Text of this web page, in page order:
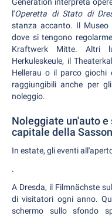
l'Operetta di Stato di
stanza accanto. Il Museo
dove si tengono
Kraftwerk Mitte. Altri
Herkuleskeule, il
Hellerau o il parco giochi
raggiungibili anche per
noleggio.
Noleggiate un'auto
capitale della
In estate, gli eventi
.
A Dresda, il Filmnächste
di visitatori ogni anno.
schermo sullo sfondo